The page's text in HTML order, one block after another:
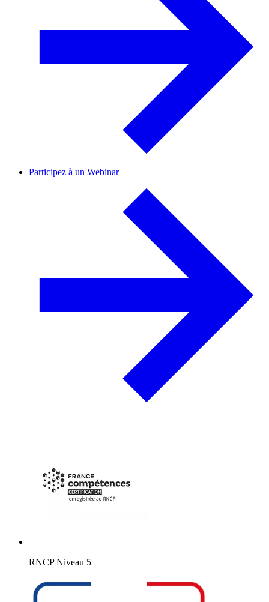
Participez à un Webinar
RNCP Niveau 5